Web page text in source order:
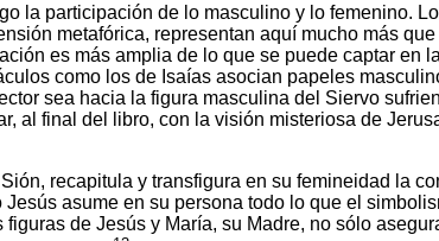
la participación de lo masculino y lo femenino.
metafórica, representan aquí mucho más
es más amplia de lo que se puede captar en
como los de Isaías asocian papeles
sea hacia la figura masculina del Siervo
al final del libro, con la visión misteriosa de
recapitula y transfigura en su femineidad la
asume en su persona todo lo que el
de Jesús y María, su Madre, no sólo